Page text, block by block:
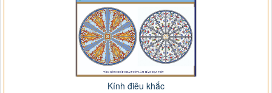
Kính điêu khắc